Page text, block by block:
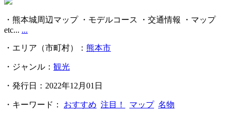
・熊本城周辺マップ ・モデルコース ・交通情報 ・マップ
etc... ...
・エリア（市町村）： 熊本市
・ジャンル： 観光
・発行日：2022年12月01日
・キーワード： おすすめ 注目！ マップ 名物